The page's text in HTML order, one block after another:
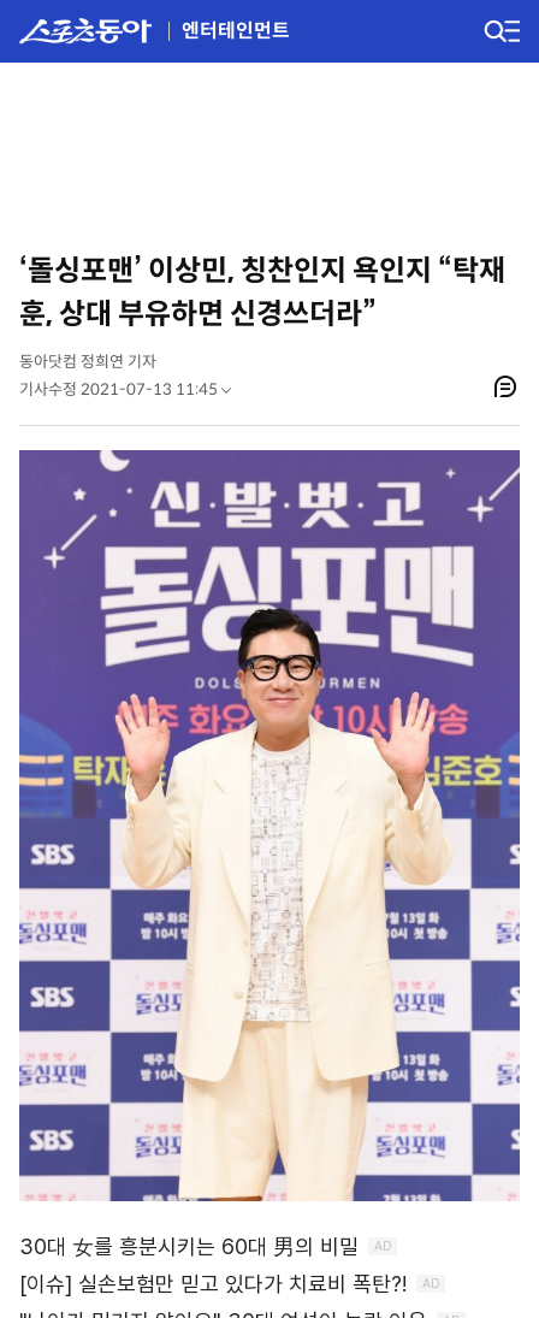
엔터테인먼트
‘돌싱포맨’ 이상민, 칭찬인지 욕인지 “탁재
훈, 상대 부유하면 신경쓰더라”
동아닷컴 정희연 기자
기사수정 2021-07-13 11:45